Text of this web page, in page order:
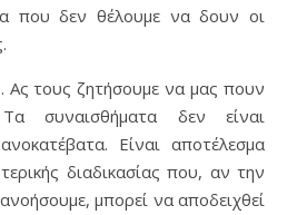
που δεν θέλουμε να δουν οι
Ας τους ζητήσουμε να μας πουν
συναισθήματα δεν είναι
Είναι αποτέλεσμα
διαδικασίας που, αν την
μπορεί να αποδειχθεί